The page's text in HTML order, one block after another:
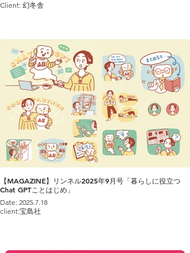
Client: 幻冬舎
【MAGAZINE】リンネル2025年9月号「暮らしに役立つ
Chat GPTことはじめ」
Date: 2025.7.18
client:宝島社